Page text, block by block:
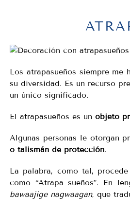
Los atrapasueños siempre
su diversidad. Es un recurso
un único significado.
El atrapasueños es un objeto
Algunas personas le otorgan
o talismán de protección.
La palabra, como tal,
como “Atrapa sueños”. En
bawaajige nagwaagan, que